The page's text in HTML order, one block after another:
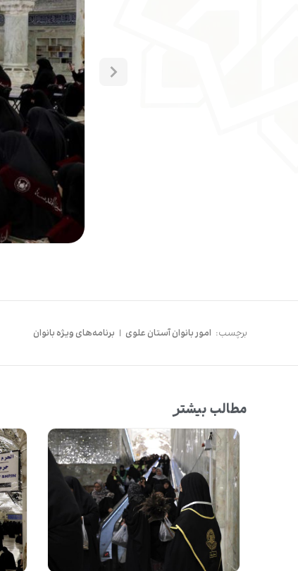
برچسب: امور بانوان آستان علوی | برنامه‌های ویژه بانوان
مطالب بیشتر